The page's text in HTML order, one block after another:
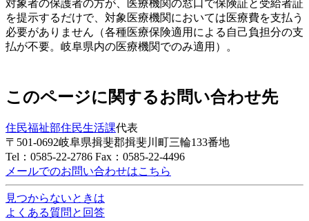
対象者の保護者の方が、医療機関の窓口で保険証と受給者証
を提示するだけで、対象医療機関においては医療費を支払う
必要がありません（各種医療保険適用による自己負担分の支
払が不要。岐阜県内の医療機関でのみ適用）。
このページに関するお問い合わせ先
住民福祉部住民生活課代表
〒501-0692岐阜県揖斐郡揖斐川町三輪133番地
Tel：0585-22-2786 Fax：0585-22-4496
メールでのお問い合わせはこちら
見つからないときは
よくある質問と回答